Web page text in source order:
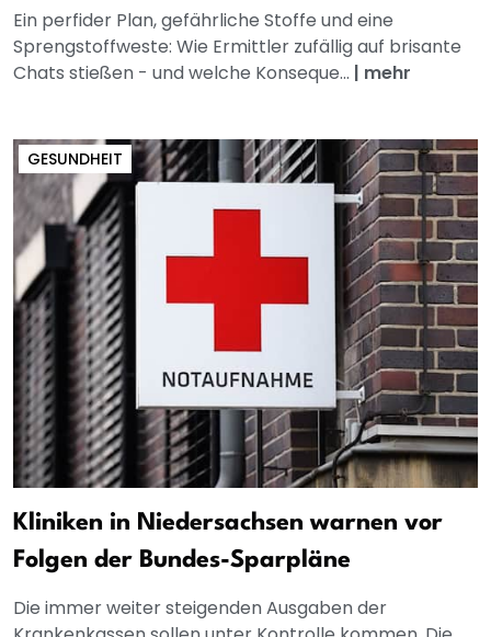
Ein perfider Plan, gefährliche Stoffe und eine
Sprengstoffweste: Wie Ermittler zufällig auf brisante
Chats stießen - und welche Konseque... | mehr
GESUNDHEIT
Kliniken in Niedersachsen warnen vor
Folgen der Bundes-Sparpläne
Die immer weiter steigenden Ausgaben der